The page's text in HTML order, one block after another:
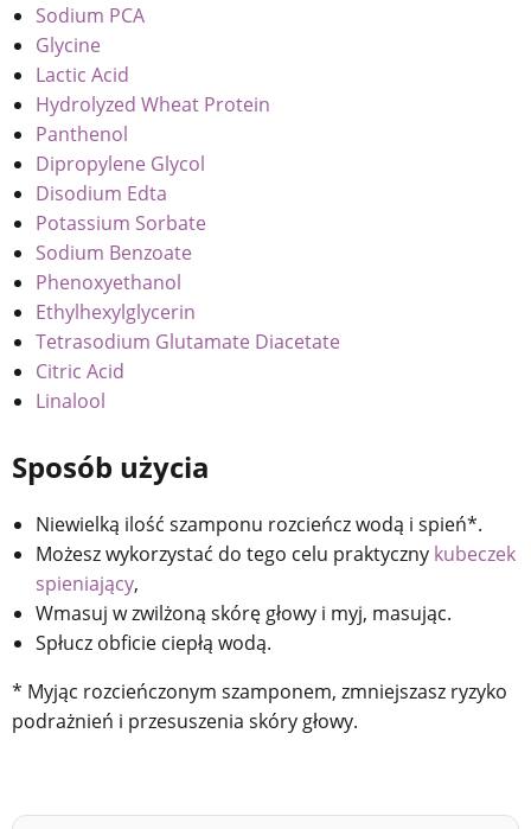
Sodium PCA
Glycine
Lactic Acid
Hydrolyzed Wheat Protein
Panthenol
Dipropylene Glycol
Disodium Edta
Potassium Sorbate
Sodium Benzoate
Phenoxyethanol
Ethylhexylglycerin
Tetrasodium Glutamate Diacetate
Citric Acid
Linalool
Sposób użycia
Niewielką ilość szamponu rozcieńcz wodą i spień*.
Możesz wykorzystać do tego celu praktyczny kubeczek
spieniający,
Wmasuj w zwilżoną skórę głowy i myj, masując.
Spłucz obficie ciepłą wodą.
* Myjąc rozcieńczonym szamponem, zmniejszasz ryzyko
podrażnień i przesuszenia skóry głowy.